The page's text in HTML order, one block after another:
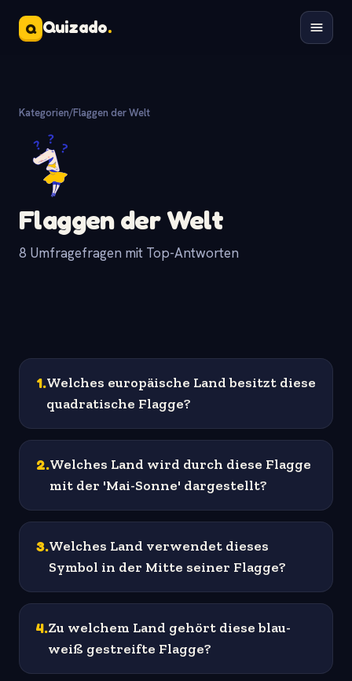
Q Quizado.
Kategorien/Flaggen der Welt
Flaggen der Welt
8 Umfragefragen mit Top-Antworten
1.Welches europäische Land besitzt diese
quadratische Flagge?
2.Welches Land wird durch diese Flagge
mit der 'Mai-Sonne' dargestellt?
3.Welches Land verwendet dieses
Symbol in der Mitte seiner Flagge?
4.Zu welchem Land gehört diese blau-
weiß gestreifte Flagge?